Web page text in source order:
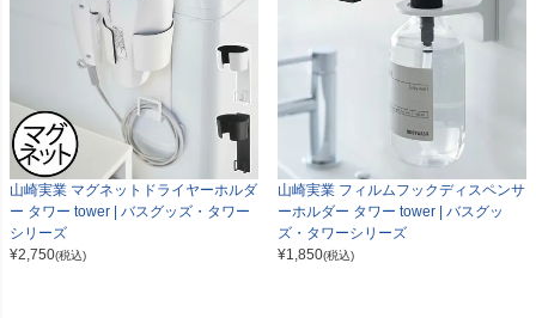
山崎実業 マグネットドライヤーホルダ
ー タワー tower | バスグッズ・タワー
シリーズ
¥2,750(税込)
山崎実業 フィルムフックディスペンサ
ーホルダー タワー tower | バスグッ
ズ・タワーシリーズ
¥1,850(税込)